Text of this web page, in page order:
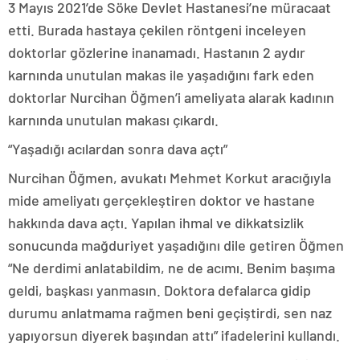
3 Mayıs 2021’de Söke Devlet Hastanesi’ne müracaat
etti. Burada hastaya çekilen röntgeni inceleyen
doktorlar gözlerine inanamadı. Hastanın 2 aydır
karnında unutulan makas ile yaşadığını fark eden
doktorlar Nurcihan Öğmen’i ameliyata alarak kadının
karnında unutulan makası çıkardı.
“Yaşadığı acılardan sonra dava açtı”
Nurcihan Öğmen, avukatı Mehmet Korkut aracığıyla
mide ameliyatı gerçekleştiren doktor ve hastane
hakkında dava açtı. Yapılan ihmal ve dikkatsizlik
sonucunda mağduriyet yaşadığını dile getiren Öğmen
“Ne derdimi anlatabildim, ne de acımı. Benim başıma
geldi, başkası yanmasın. Doktora defalarca gidip
durumu anlatmama rağmen beni geçiştirdi, sen naz
yapıyorsun diyerek başından attı” ifadelerini kullandı.